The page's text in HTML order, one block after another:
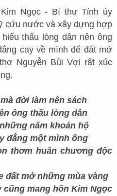
Ngọc - Bí thư Tỉnh ủy
cứu nước và xây dựng hợp
thấu lòng dân nên ông
cay về mình để đất mở
Nguyễn Bùi Vợi rất xúc
đời làm nên sách
ông thấu lòng dân
năm khoán hộ
đắng một mình ông
thơm huân chương độc
đất mở những mùa vàng
cũng mang hồn Kim Ngọc